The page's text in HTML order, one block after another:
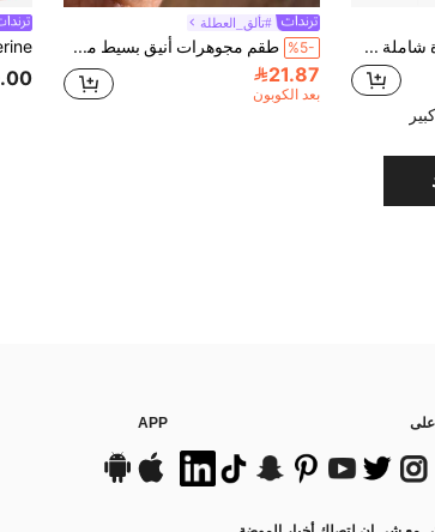
XUJIA قطعة واحدة شاملة 6x4mm بيضاوي قطع مكعب زركونيا كامل أبدي حزام للنساء 925 الفضة الاسترليني مكعب زركونيا ذكرى سنوية خاتم الزواج خاتم مجوهرات هدية
#تألق_العطلة
%5- طقم مجوهرات أنيق بسيط من قلادة ذات أربع أوراق البرسيم المرصعة بالزركونيا، أقراط وخاتم من الفضة الإسترليني عيار 925، هدية مجوهرات فاخرة للسيدات
21.87
بعد الكوبون
على APP